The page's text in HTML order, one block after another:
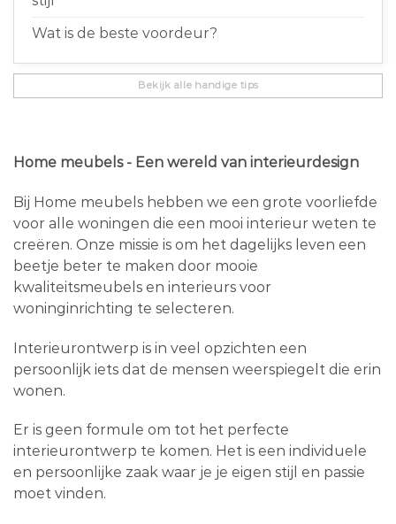
Wat is de beste voordeur?
Bekijk alle handige tips
Home meubels - Een wereld van interieurdesign
Bij Home meubels hebben we een grote voorliefde
voor alle woningen die een mooi interieur weten te
creëren. Onze missie is om het dagelijks leven een
beetje beter te maken door mooie
kwaliteitsmeubels en interieurs voor
woninginrichting te selecteren.
Interieurontwerp is in veel opzichten een
persoonlijk iets dat de mensen weerspiegelt die erin
wonen.
Er is geen formule om tot het perfecte
interieurontwerp te komen. Het is een individuele
en persoonlijke zaak waar je je eigen stijl en passie
moet vinden.